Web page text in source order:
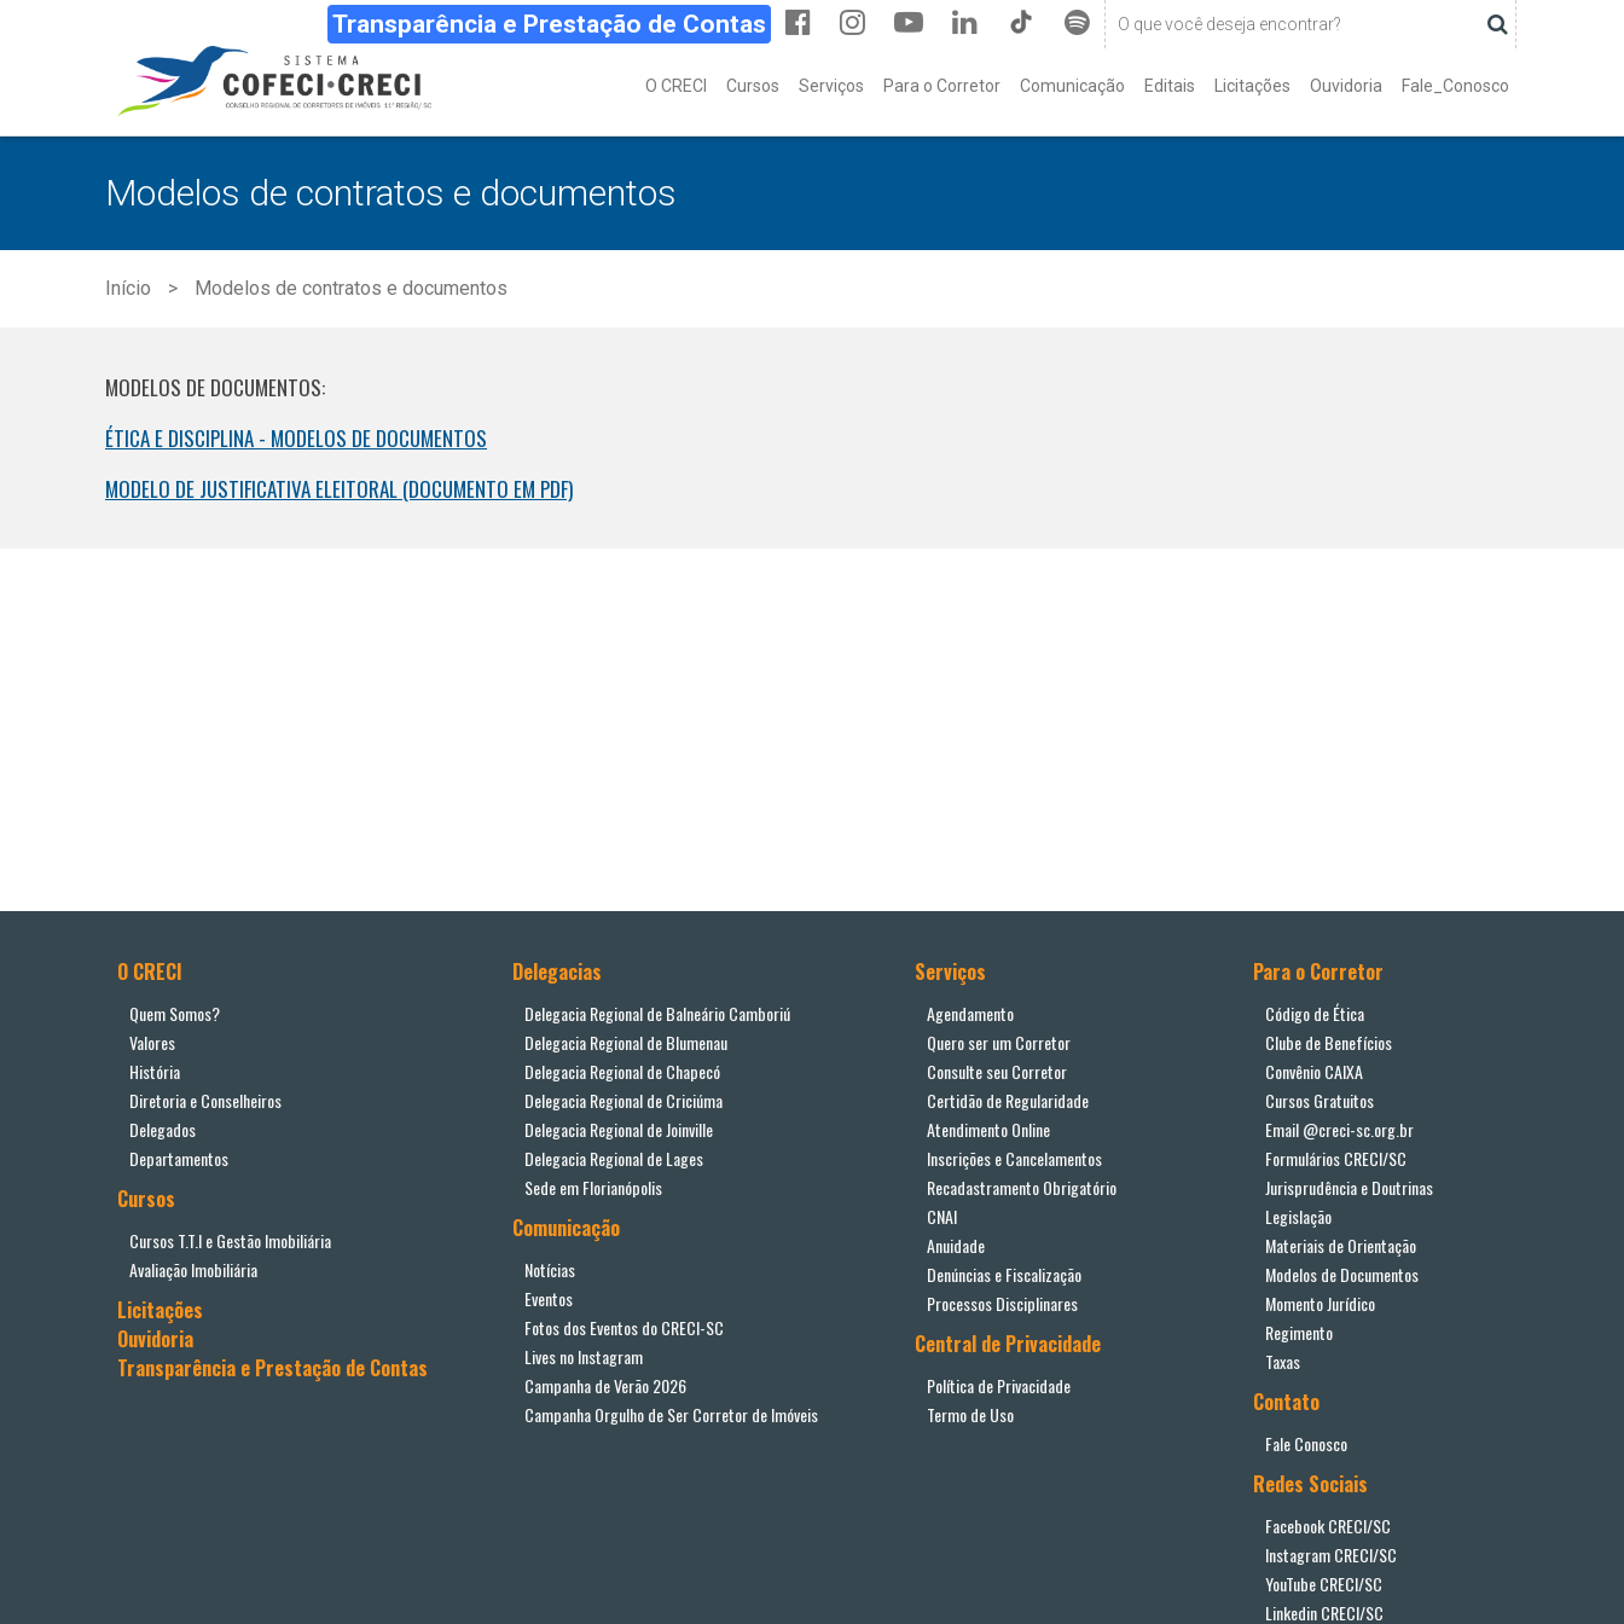
Transparência e Prestação de Contas
O CRECI Cursos Serviços Para o Corretor Comunicação Editais Licitações Ouvidoria Fale_Conosco
Modelos de contratos e documentos
Início Modelos de contratos e documentos
MODELOS DE DOCUMENTOS:
ÉTICA E DISCIPLINA - MODELOS DE DOCUMENTOS
MODELO DE JUSTIFICATIVA ELEITORAL (DOCUMENTO EM PDF)
O CRECI
Quem Somos?
Valores
História
Diretoria e Conselheiros
Delegados
Departamentos
Cursos
Cursos T.T.I e Gestão Imobiliária
Avaliação Imobiliária
Licitações
Ouvidoria
Transparência e Prestação de Contas
Delegacias
Delegacia Regional de Balneário Camboriú
Delegacia Regional de Blumenau
Delegacia Regional de Chapecó
Delegacia Regional de Criciúma
Delegacia Regional de Joinville
Delegacia Regional de Lages
Sede em Florianópolis
Comunicação
Notícias
Eventos
Fotos dos Eventos do CRECI-SC
Lives no Instagram
Campanha de Verão 2026
Campanha Orgulho de Ser Corretor de Imóveis
Serviços
Agendamento
Quero ser um Corretor
Consulte seu Corretor
Certidão de Regularidade
Atendimento Online
Inscrições e Cancelamentos
Recadastramento Obrigatório
CNAI
Anuidade
Denúncias e Fiscalização
Processos Disciplinares
Central de Privacidade
Política de Privacidade
Termo de Uso
Para o Corretor
Código de Ética
Clube de Benefícios
Convênio CAIXA
Cursos Gratuitos
Email @creci-sc.org.br
Formulários CRECI/SC
Jurisprudência e Doutrinas
Legislação
Materiais de Orientação
Modelos de Documentos
Momento Jurídico
Regimento
Taxas
Contato
Fale Conosco
Redes Sociais
Facebook CRECI/SC
Instagram CRECI/SC
YouTube CRECI/SC
Linkedin CRECI/SC